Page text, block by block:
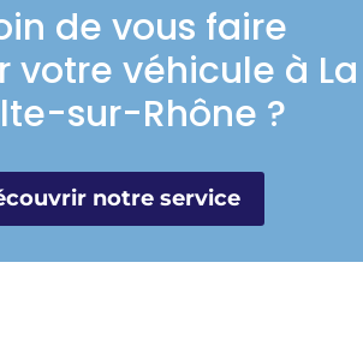
de vous faire
votre véhicule à La
sur-Rhône ?
notre service